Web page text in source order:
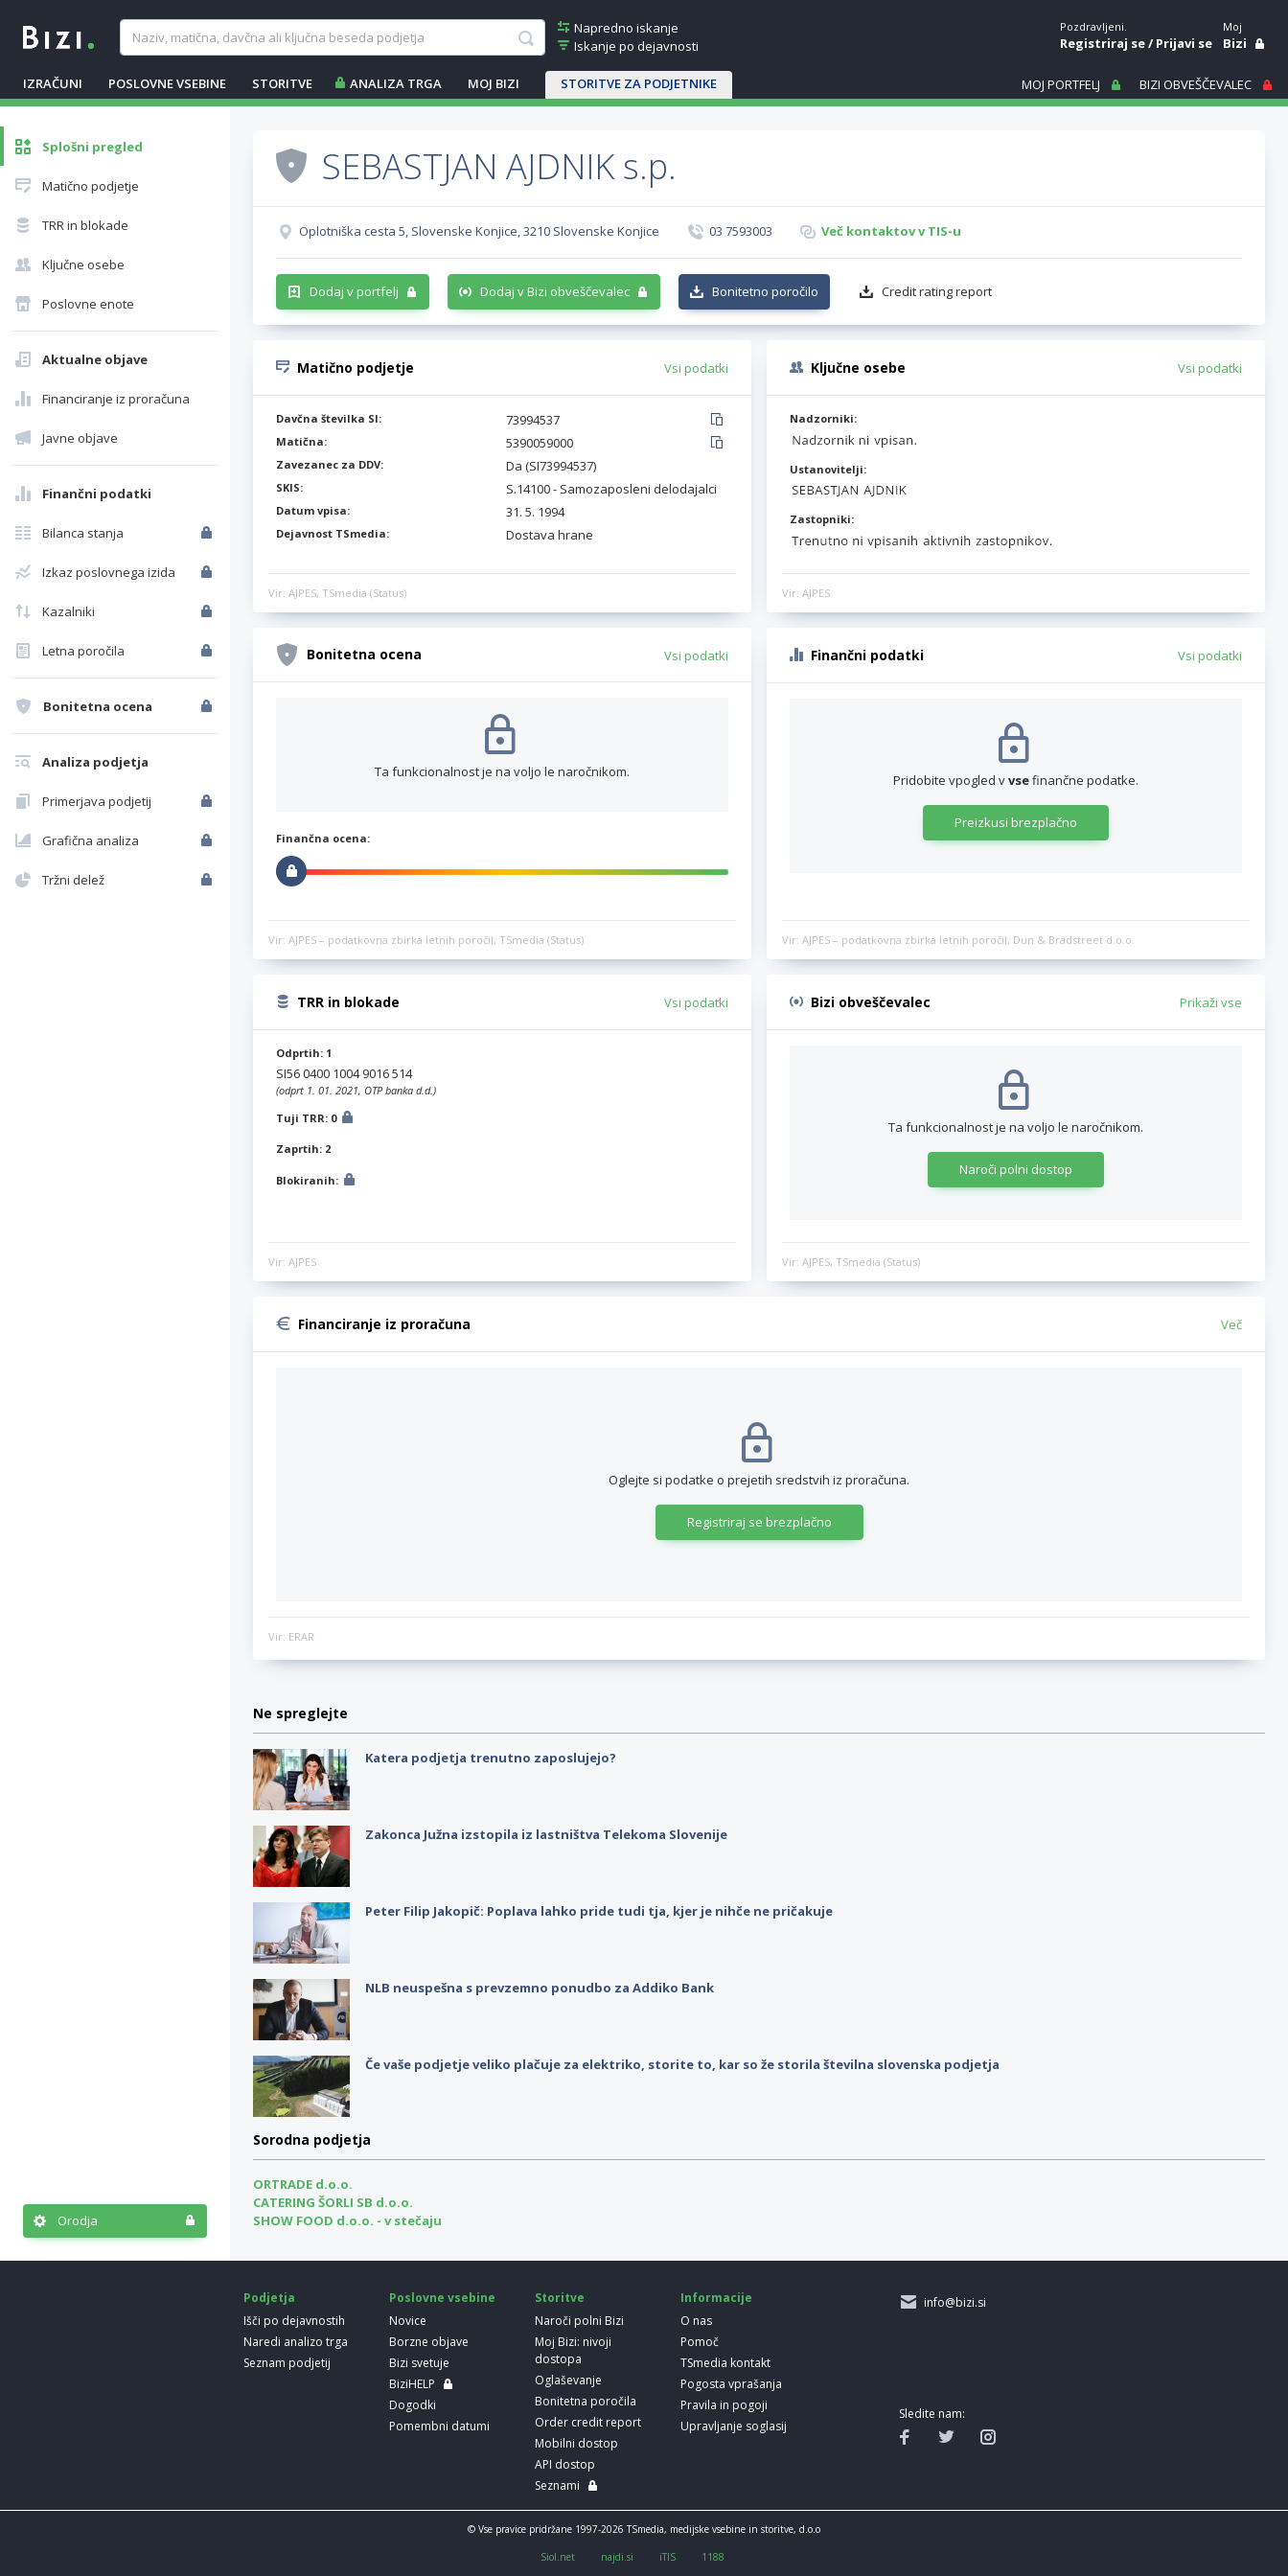
Napredno iskanje
Iskanje po dejavnosti
IZRAČUNI POSLOVNE VSEBINE STORITVE ANALIZA TRGA MOJ BIZI STORITVE ZA PODJETNIKE
Pozdravljeni.
Registriraj se/Prijavi se
Moj
Bizi
MOJ PORTFELJ BIZI OBVEŠČEVALEC
Splošni pregled
Matično podjetje
TRR in blokade
Ključne osebe
Poslovne enote
Aktualne objave
Financiranje iz proračuna
Javne objave
Finančni podatki
Bilanca stanja
Izkaz poslovnega izida
Kazalniki
Letna poročila
Bonitetna ocena
Analiza podjetja
Primerjava podjetij
Grafična analiza
Tržni delež
Orodja
SEBASTJAN AJDNIK s.p.
Oplotniška cesta 5, Slovenske Konjice, 3210 Slovenske Konjice 03 7593003 Več kontaktov v TIS-u
Dodaj v portfelj Dodaj v Bizi obveščevalec Bonitetno poročilo Credit rating report
Matično podjetje Vsi podatki
Davčna številka SI: 73994537
Matična: 5390059000
Zavezanec za DDV: Da (SI73994537)
SKIS: S.14100 - Samozaposleni delodajalci
Datum vpisa: 31. 5. 1994
Dejavnost TSmedia: Dostava hrane
Vir: AJPES, TSmedia (Status)
Ključne osebe Vsi podatki
Nadzorniki:
Ustanovitelji:
Zastopniki:
Vir: AJPES
Bonitetna ocena Vsi podatki
Ta funkcionalnost je na voljo le naročnikom.
Finančna ocena:
Vir: AJPES – podatkovna zbirka letnih poročil, TSmedia (Status)
Finančni podatki Vsi podatki
Pridobite vpogled vvsefinančne podatke.
Preizkusi brezplačno
Vir: AJPES – podatkovna zbirka letnih poročil, Dun & Bradstreet d.o.o.
TRR in blokade Vsi podatki
Odprtih: 1
SI56 0400 1004 9016 514
(odprt 1. 01. 2021, OTP banka d.d.)
Tuji TRR: 0
Zaprtih: 2
Blokiranih:
Vir: AJPES
Bizi obveščevalec Prikaži vse
Ta funkcionalnost je na voljo le naročnikom.
Naroči polni dostop
Vir: AJPES, TSmedia (Status)
Financiranje iz proračuna Več
Oglejte si podatke o prejetih sredstvih iz proračuna.
Registriraj se brezplačno
Vir: ERAR
Ne spreglejte
Katera podjetja trenutno zaposlujejo?
Zakonca Južna izstopila iz lastništva Telekoma Slovenije
Peter Filip Jakopič: Poplava lahko pride tudi tja, kjer je nihče ne pričakuje
NLB neuspešna s prevzemno ponudbo za Addiko Bank
Če vaše podjetje veliko plačuje za elektriko, storite to, kar so že storila številna slovenska podjetja
Sorodna podjetja
ORTRADE d.o.o.
CATERING ŠORLI SB d.o.o.
SHOW FOOD d.o.o. - v stečaju
Podjetja
Išči po dejavnostih
Naredi analizo trga
Seznam podjetij
Poslovne vsebine
Novice
Borzne objave
Bizi svetuje
BiziHELP
Dogodki
Pomembni datumi
Storitve
Naroči polni Bizi
Moj Bizi: nivoji
dostopa
Oglaševanje
Bonitetna poročila
Order credit report
Mobilni dostop
API dostop
Seznami
Informacije
O nas
Pomoč
TSmedia kontakt
Pogosta vprašanja
Pravila in pogoji
Upravljanje soglasij
info@bizi.si
Sledite nam:
© Vse pravice pridržane 1997-2026 TSmedia, medijske vsebine in storitve, d.o.o
Siol.net najdi.si iTIS 1188